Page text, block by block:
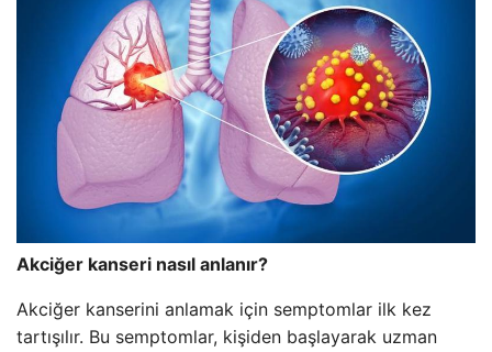
Akciğer kanseri nasıl anlanır?
Akciğer kanserini anlamak için semptomlar ilk kez
tartışılır. Bu semptomlar, kişiden başlayarak uzman